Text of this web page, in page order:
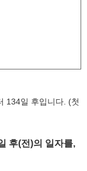
134일 후입니다. (첫
후(전)의 일자를,